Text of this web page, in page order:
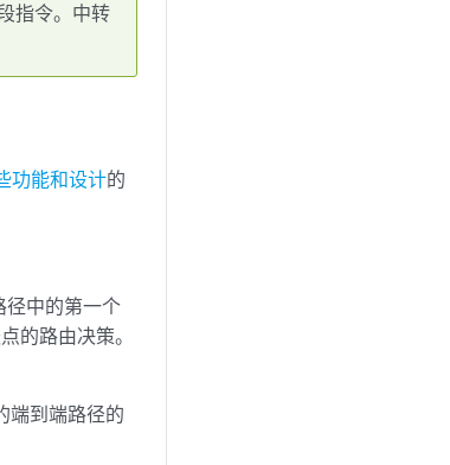
指令。中转
功能和设计的
径中的第一个
的路由决策。
端到端路径的